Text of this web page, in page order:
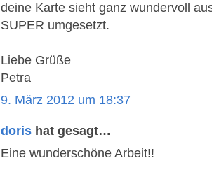
deine Karte sieht ganz wundervoll
SUPER umgesetzt.
Liebe Grüße
Petra
9. März 2012 um 18:37
doris hat gesagt…
Eine wunderschöne Arbeit!!